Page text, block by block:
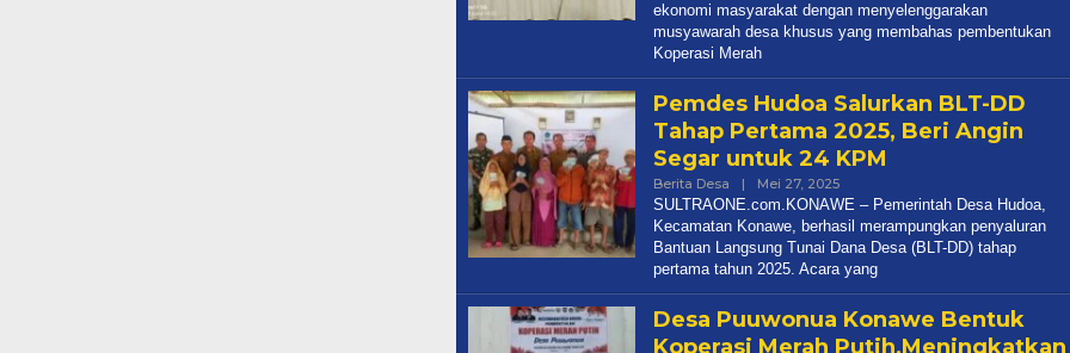
ekonomi masyarakat dengan menyelenggarakan
musyawarah desa khusus yang membahas pembentukan
Koperasi Merah
Pemdes Hudoa Salurkan BLT-DD
Tahap Pertama 2025, Beri Angin
Segar untuk 24 KPM
Berita Desa | Mei 27, 2025Oleh
Redaksi
SULTRAONE.com.KONAWE – Pemerintah Desa Hudoa,
Kecamatan Konawe, berhasil merampungkan penyaluran
Bantuan Langsung Tunai Dana Desa (BLT-DD) tahap
pertama tahun 2025. Acara yang
Desa Puuwonua Konawe Bentuk
Koperasi Merah Putih,Meningkatkan